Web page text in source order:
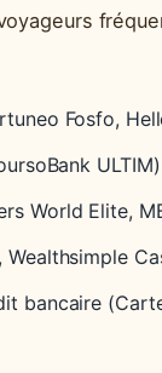
Fosfo,
ULTIM)
World Elite,
Wealthsimple
bancaire